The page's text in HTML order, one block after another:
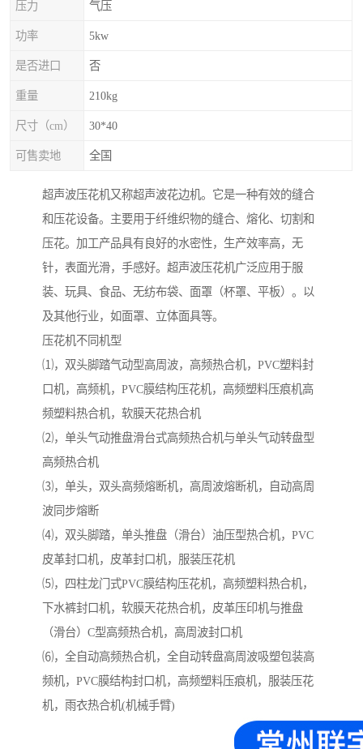
压力 气压
功率 5kw
是否进口 否
重量 210kg
尺寸（cm） 30*40
可售卖地 全国
超声波压花机又称超声波花边机。它是一种有效的缝合
和压花设备。主要用于纤维织物的缝合、熔化、切割和
压花。加工产品具有良好的水密性，生产效率高，无
针，表面光滑，手感好。超声波压花机广泛应用于服
装、玩具、食品、无纺布袋、面罩（杯罩、平板）。以
及其他行业，如面罩、立体面具等。
压花机不同机型
⑴，双头脚踏气动型高周波，高频热合机，PVC塑料封
口机，高频机，PVC膜结构压花机，高频塑料压痕机高
频塑料热合机，软膜天花热合机
⑵，单头气动推盘滑台式高频热合机与单头气动转盘型
高频热合机
⑶，单头，双头高频熔断机，高周波熔断机，自动高周
波同步熔断
⑷，双头脚踏，单头推盘（滑台）油压型热合机，PVC
皮革封口机，皮革封口机，服装压花机
⑸，四柱龙门式PVC膜结构压花机，高频塑料热合机，
下水裤封口机，软膜天花热合机，皮革压印机与推盘
（滑台）C型高频热合机，高周波封口机
⑹，全自动高频热合机，全自动转盘高周波吸塑包装高
频机，PVC膜结构封口机，高频塑料压痕机，服装压花
机，雨衣热合机(机械手臂)